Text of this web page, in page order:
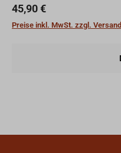
Expedition müssen die
Krank...
Regulärer Preis:
45,90 €
Preise inkl. MwSt. zzgl.